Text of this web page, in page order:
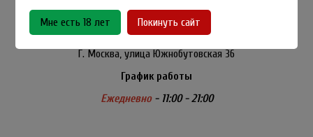
8-915-450-21-92
Розничный магазин Method Vapeshop
Г. Москва, улица Южнобутовская 36
График работы
Ежедневно- 11:00 - 21:00
Мне есть 18 лет Покинуть сайт